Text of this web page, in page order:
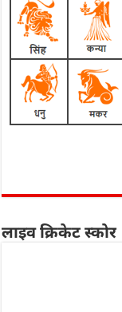
लाइव क्रिकेट स्कोर